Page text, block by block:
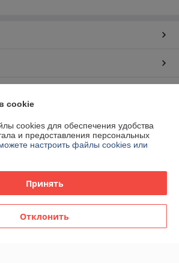
Deal.by
cookie
cookies для обеспечения удобства
и предоставления персональных
настроить файлы cookies или
Принять
Отклонить